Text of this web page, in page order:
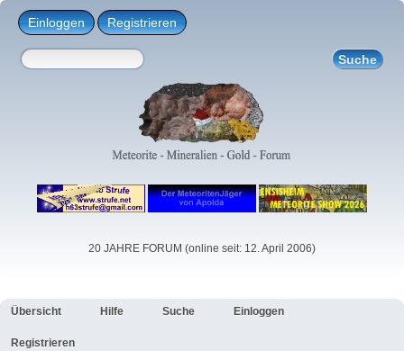
Einloggen Registrieren
20 JAHRE FORUM (online seit: 12. April 2006)
Übersicht Hilfe Suche Einloggen
Registrieren